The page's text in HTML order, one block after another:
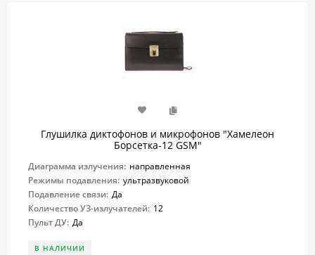
Глушилка диктофонов и микрофонов "Хамелеон
Борсетка-12 GSM"
Диаграмма излучения: направленная
Режимы подавления: ультразвуковой
Подавление связи: Да
Количество УЗ-излучателей: 12
Пульт ДУ: Да
В НАЛИЧИИ